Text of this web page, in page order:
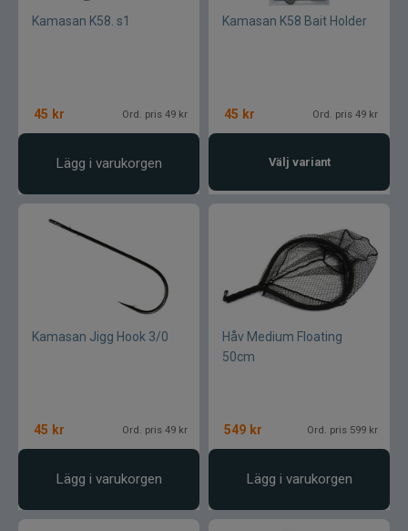
Kamasan K58. s1
45 kr Ord. pris 49 kr
Lägg i varukorgen
Kamasan K58 Bait Holder
45 kr Ord. pris 49 kr
Välj variant
Kamasan Jigg Hook 3/0
45 kr Ord. pris 49 kr
Lägg i varukorgen
Håv Medium Floating
50cm
549 kr Ord. pris 599 kr
Lägg i varukorgen